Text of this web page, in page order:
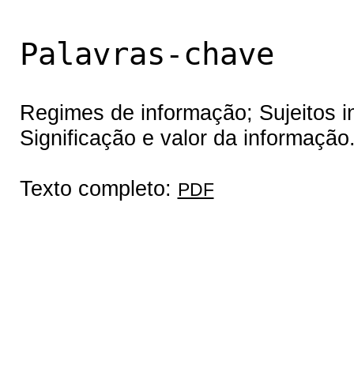
Palavras-chave
Regimes de informação; Sujeitos
Significação e valor da
Texto completo: PDF